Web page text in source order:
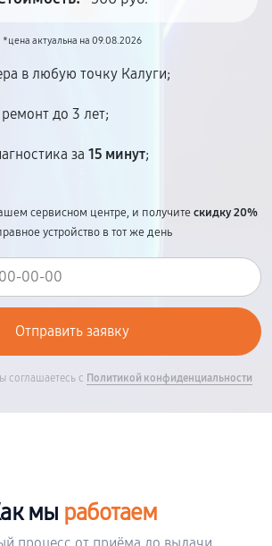
*цена актуальна на 09.08.2026
в любую точку Калуги;
до 3 лет;
за 15 минут;
сервисном центре, и получитескидку 20%
устройство в тот же день
соглашаетесь с Политикой конфиденциальности
мы работаем